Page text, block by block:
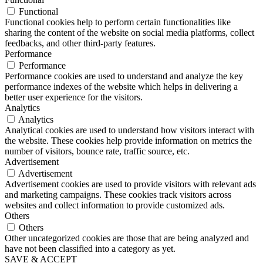
Functional
Functional cookies help to perform certain functionalities like
sharing the content of the website on social media platforms, collect
feedbacks, and other third-party features.
Performance
Performance
Performance cookies are used to understand and analyze the key
performance indexes of the website which helps in delivering a
better user experience for the visitors.
Analytics
Analytics
Analytical cookies are used to understand how visitors interact with
the website. These cookies help provide information on metrics the
number of visitors, bounce rate, traffic source, etc.
Advertisement
Advertisement
Advertisement cookies are used to provide visitors with relevant ads
and marketing campaigns. These cookies track visitors across
websites and collect information to provide customized ads.
Others
Others
Other uncategorized cookies are those that are being analyzed and
have not been classified into a category as yet.
SAVE & ACCEPT